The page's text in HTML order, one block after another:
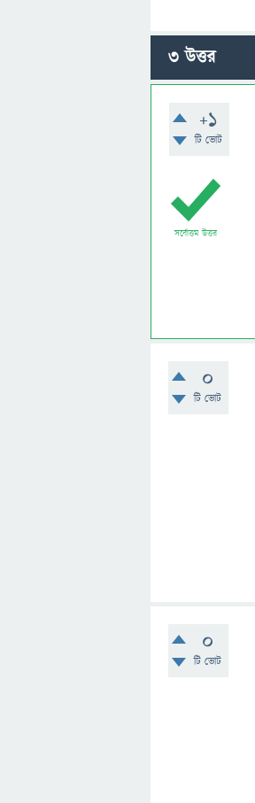
3উত্তর
+1
টি ভোট
সর্বোত্তম উত্তর
0
টি ভোট
0
টি ভোট